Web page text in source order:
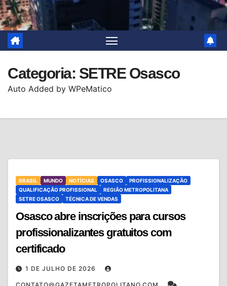
Categoria: SETRE Osasco
Auto Added by WPeMatico
BRASIL MUNDO NOTÍCIAS OSASCO
PROFISSIONALIZAÇÃO
QUALIFICAÇÃO PROFISSIONAL
REGIÃO METROPOLITANA
SETRE OSASCO
TÉCNICA DE VENDAS
Osasco abre inscrições para cursos
profissionalizantes gratuitos com
certificado
1 DE JULHO DE 2026